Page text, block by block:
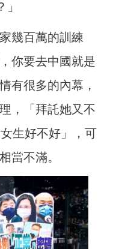
幾百萬的訓練
你要去中國就是
有很多的內幕，
，「拜託她又不
生好不好」，可
當不滿。